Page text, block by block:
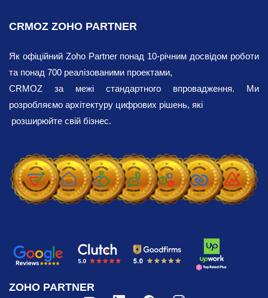
CRMOZ ZOHO PARTNER
Як офіційний Zoho Partner понад 10-річним досвідом роботи
та понад 700 реалізованими проектами,
CRMOZ за межі стандартного впровадження. Ми
розробляємо архітектуру цифрових рішень, які
розширюйте свій бізнес.
ZOHO PARTNER